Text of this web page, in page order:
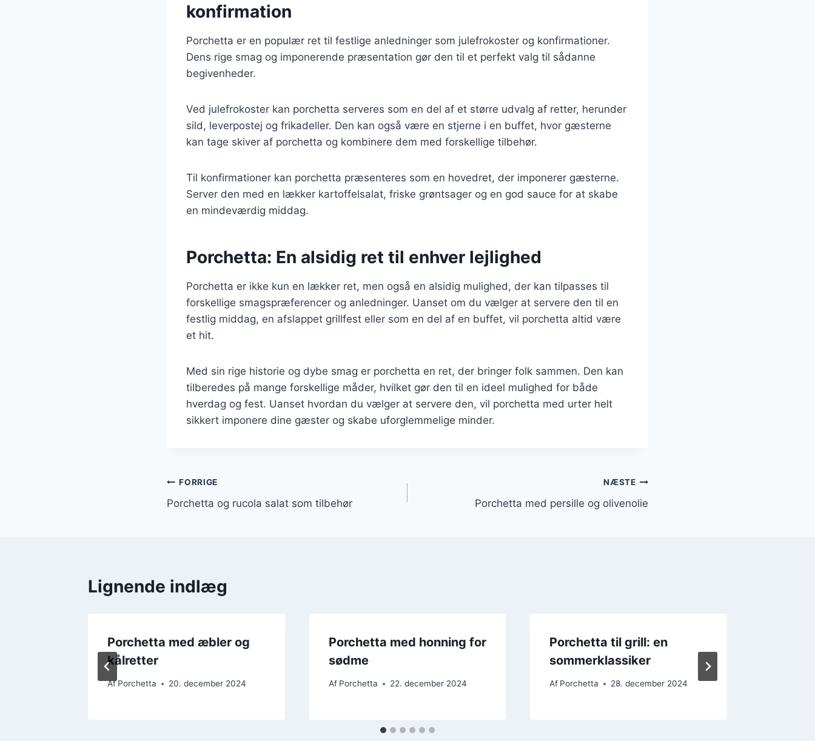
konfirmation
Porchetta er en populær ret til festlige anledninger som julefrokoster og konfirmationer.
Dens rige smag og imponerende præsentation gør den til et perfekt valg til sådanne
begivenheder.
Ved julefrokoster kan porchetta serveres som en del af et større udvalg af retter, herunder
sild, leverpostej og frikadeller. Den kan også være en stjerne i en buffet, hvor gæsterne
kan tage skiver af porchetta og kombinere dem med forskellige tilbehør.
Til konfirmationer kan porchetta præsenteres som en hovedret, der imponerer gæsterne.
Server den med en lækker kartoffelsalat, friske grøntsager og en god sauce for at skabe
en mindeværdig middag.
Porchetta: En alsidig ret til enhver lejlighed
Porchetta er ikke kun en lækker ret, men også en alsidig mulighed, der kan tilpasses til
forskellige smagspræferencer og anledninger. Uanset om du vælger at servere den til en
festlig middag, en afslappet grillfest eller som en del af en buffet, vil porchetta altid være
et hit.
Med sin rige historie og dybe smag er porchetta en ret, der bringer folk sammen. Den kan
tilberedes på mange forskellige måder, hvilket gør den til en ideel mulighed for både
hverdag og fest. Uanset hvordan du vælger at servere den, vil porchetta med urter helt
sikkert imponere dine gæster og skabe uforglemmelige minder.
Indlægsnavigation
FORRIGE
Porchetta og rucola salat som tilbehør
NÆSTE
Porchetta med persille og olivenolie
Lignende indlæg
Porchetta med æbler og
kålretter
Af Porchetta 20. december 2024
Porchetta med honning for
sødme
Af Porchetta 22. december 2024
Porchetta til grill: en
sommerklassiker
Af Porchetta 28. december 2024